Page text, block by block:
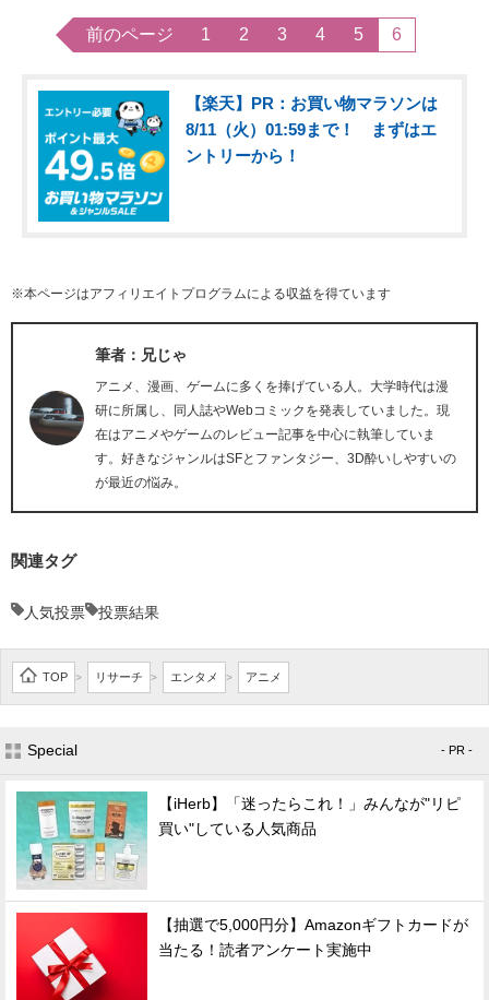
前のページ 1 2 3 4 5 6
【楽天】PR：お買い物マラソンは
8/11（火）01:59まで！ まずはエ
ントリーから！
※本ページはアフィリエイトプログラムによる収益を得ています
筆者：兄じゃ
アニメ、漫画、ゲームに多くを捧げている人。大学時代は漫
研に所属し、同人誌やWebコミックを発表していました。現
在はアニメやゲームのレビュー記事を中心に執筆していま
す。好きなジャンルはSFとファンタジー、3D酔いしやすいの
が最近の悩み。
関連タグ
人気投票 投票結果
TOP > リサーチ > エンタメ > アニメ
Special - PR -
【iHerb】「迷ったらこれ！」みんなが"リピ
買い"している人気商品
【抽選で5,000円分】Amazonギフトカードが
当たる！読者アンケート実施中